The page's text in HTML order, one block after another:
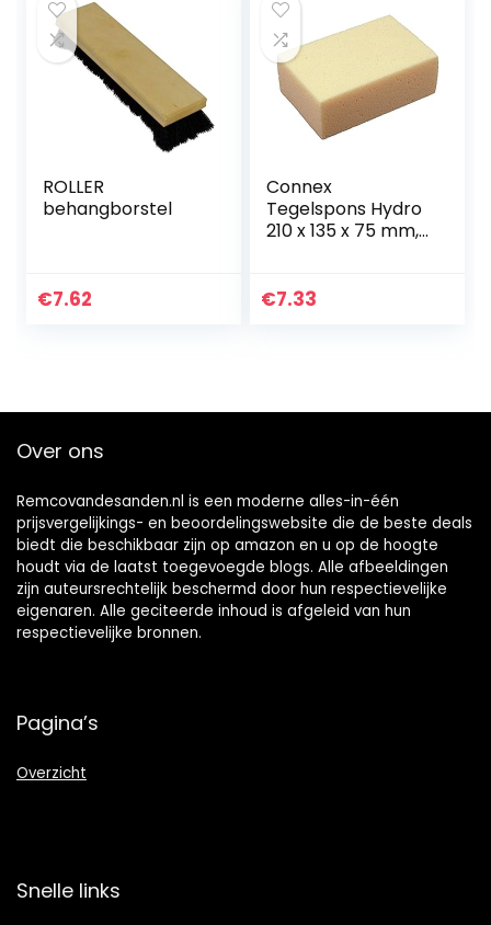
ROLLER
behangborstel
€7.62
Connex
Tegelspons Hydro
210 x 135 x 75 mm,
€7.33
Over ons
Remcovandesanden.nl is een moderne alles-in-één
prijsvergelijkings- en beoordelingswebsite die de beste deals
biedt die beschikbaar zijn op amazon en u op de hoogte
houdt via de laatst toegevoegde blogs. Alle afbeeldingen
zijn auteursrechtelijk beschermd door hun respectievelijke
eigenaren. Alle geciteerde inhoud is afgeleid van hun
respectievelijke bronnen.
Pagina’s
Overzicht
Snelle links